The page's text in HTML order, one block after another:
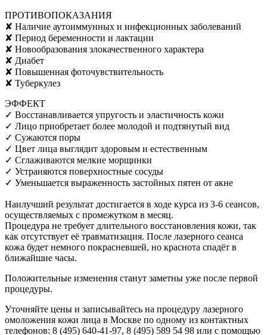
ПРОТИВОПОКАЗАНИЯ
✘ Наличие аутоиммунных и инфекционных заболеваний
✘ Период беременности и лактации
✘ Новообразования злокачественного характера
✘ Диабет
✘ Повышенная фоточувствительность
✘ Туберкулез
ЭФФЕКТ
✓ Восстанавливается упругость и эластичность кожи
✓ Лицо приобретает более молодой и подтянутый вид
✓ Сужаются поры
✓ Цвет лица выглядит здоровым и естественным
✓ Сглаживаются мелкие морщинки
✓ Устраняются поверхностные сосуды
✓ Уменьшается выраженность застойных пятен от акне
Наилучший результат достигается в ходе курса из 3-6 сеансов,
осуществляемых с промежутком в месяц.
Процедура не требует длительного восстановления кожи, так
как отсутствует её травматизация. После лазерного сеанса
кожа будет немного покрасневшей, но краснота спадёт в
ближайшие часы.
Положительные изменения станут заметны уже после первой
процедуры.
Уточняйте цены и записывайтесь на процедуру лазерного
омоложения кожи лица в Москве по одному из контактных
телефонов: 8 (495) 640-41-97, 8 (495) 589 54 98 или с помощью